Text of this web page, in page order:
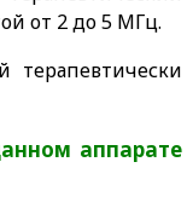
от 2 до 5 МГц.
терапевтически
аппарате